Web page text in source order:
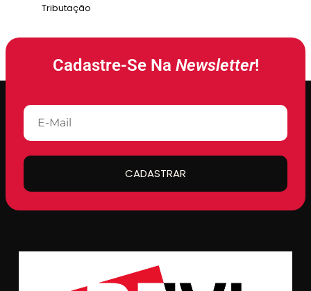
Tributação
Cadastre-Se Na Newsletter!
CADASTRAR